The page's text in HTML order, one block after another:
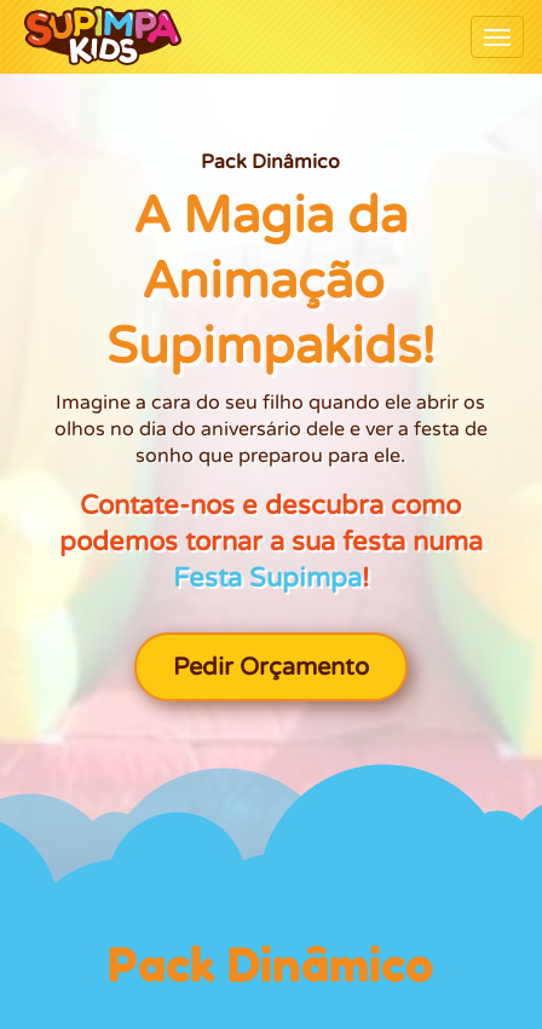
Pack Dinâmico
A Magia da
Animação ​​
Supimpakids!
Imagine a cara do seu filho quando ele abrir os
olhos no dia do aniversário dele e ver a festa de
sonho que preparou para ele.
Contate-nos e descubra como
podemos tornar a sua festa numa
Festa Supimpa!
Pedir Orçamento
Pack Dinâmico